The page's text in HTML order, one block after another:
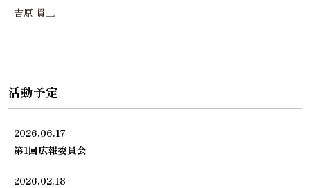
吉原 貫二
活動予定
2026.06.17
第1回広報委員会
2026.02.18